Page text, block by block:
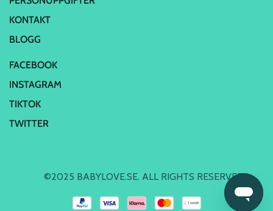
KONTAKT
BLOGG
FACEBOOK
INSTAGRAM
TIKTOK
TWITTER
©2025 BABYLOVE.SE. ALL RIGHTS RESERVED